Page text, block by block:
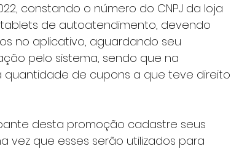
constando o número do CNPJ da loja
de autoatendimento, devendo
no aplicativo, aguardando seu
pelo sistema, sendo que na
quantidade de cupons a que teve direito
vez que esses serão utilizados para